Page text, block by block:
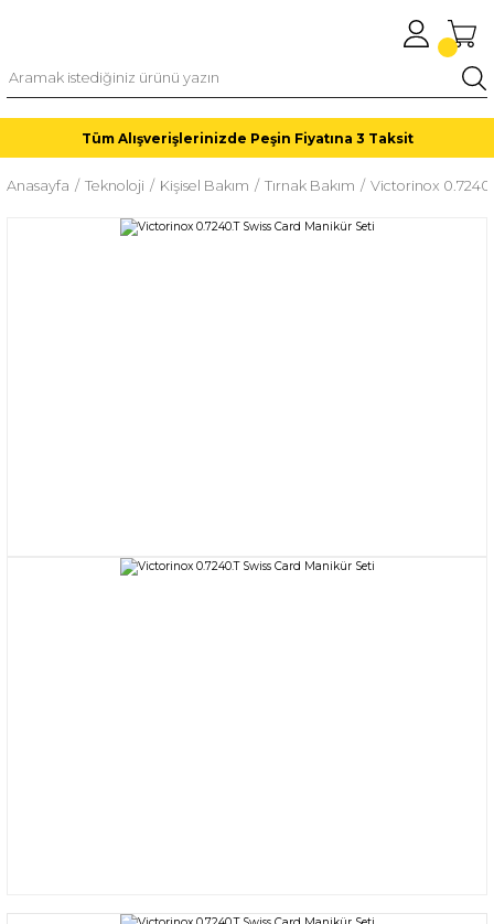
Tüm Alışverişlerinizde Peşin Fiyatına 3 Taksit
Anasayfa Teknoloji Kişisel Bakım Tırnak Bakım Victorinox